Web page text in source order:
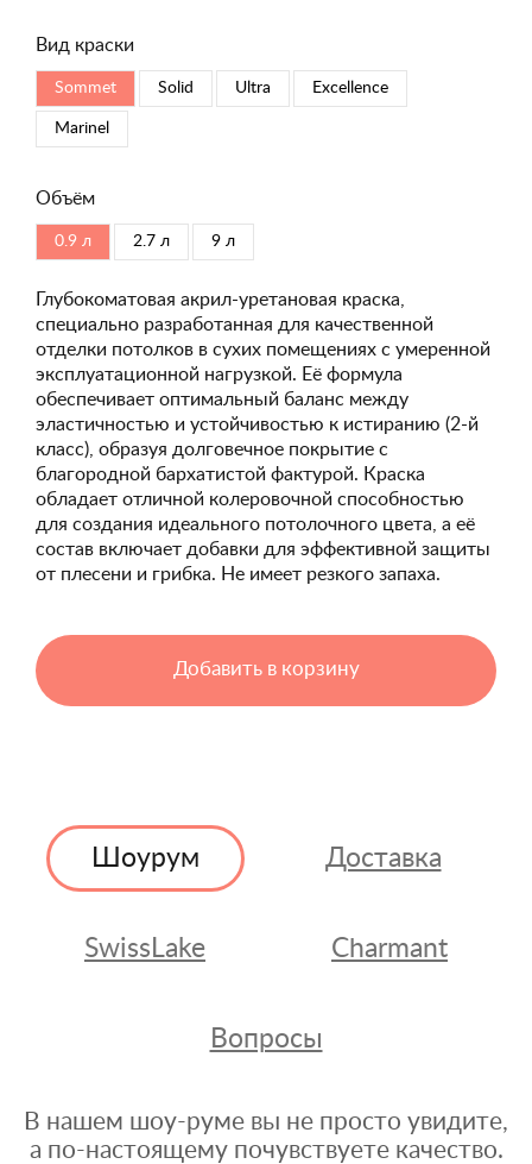
Вид краски
Sommet Solid Ultra Excellence
Marinel
Объём
0.9 л 2.7 л 9 л
Глубокоматовая акрил-уретановая краска,
специально разработанная для качественной
отделки потолков в сухих помещениях с умеренной
эксплуатационной нагрузкой. Её формула
обеспечивает оптимальный баланс между
эластичностью и устойчивостью к истиранию (2-й
класс), образуя долговечное покрытие с
благородной бархатистой фактурой. Краска
обладает отличной колеровочной способностью
для создания идеального потолочного цвета, а её
состав включает добавки для эффективной защиты
от плесени и грибка. Не имеет резкого запаха.
Добавить в корзину
Шоурум Доставка
SwissLake Charmant
Вопросы
В нашем шоу-руме вы не просто увидите,
а по-настоящему почувствуете качество.